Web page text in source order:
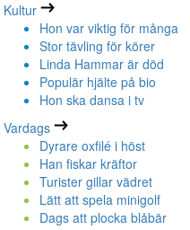
Kultur
Hon var viktig för många
Stor tävling för körer
Linda Hammar är död
Populär hjälte på bio
Hon ska dansa i tv
Vardags
Dyrare oxfilé i höst
Han fiskar kräftor
Turister gillar vädret
Lätt att spela minigolf
Dags att plocka blåbär